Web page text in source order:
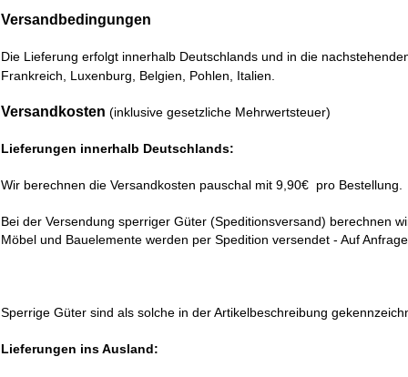
Versandbedingungen
Die Lieferung erfolgt innerhalb Deutschlands und in die
Frankreich, Luxenburg, Belgien, Pohlen, Italien.
Versandkosten (inklusive gesetzliche Mehrwertsteuer)
Lieferungen innerhalb Deutschlands:
Wir berechnen die Versandkosten pauschal mit 9,90€  pro Bestellung.
Bei der Versendung sperriger Güter (Speditionsversand) berechnen
Möbel und Bauelemente werden per Spedition versendet - Auf Anfrage
Sperrige Güter sind als solche in der Artikelbeschreibung
Lieferungen ins Ausland: